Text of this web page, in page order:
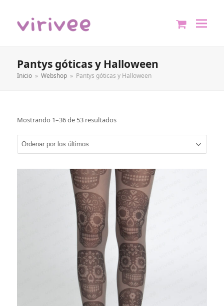
Pantys góticas y Halloween
Inicio » Webshop » Pantys góticas y Halloween
Mostrando 1–36 de 53 resultados